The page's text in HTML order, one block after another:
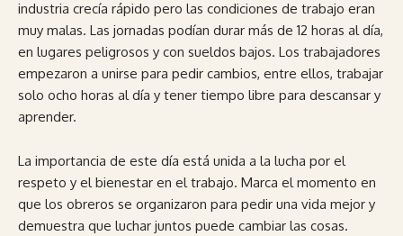
industria crecía rápido pero las condiciones de trabajo eran
muy malas. Las jornadas podían durar más de 12 horas al día,
en lugares peligrosos y con sueldos bajos. Los trabajadores
empezaron a unirse para pedir cambios, entre ellos, trabajar
solo ocho horas al día y tener tiempo libre para descansar y
aprender.
La importancia de este día está unida a la lucha por el
respeto y el bienestar en el trabajo. Marca el momento en
que los obreros se organizaron para pedir una vida mejor y
demuestra que luchar juntos puede cambiar las cosas.